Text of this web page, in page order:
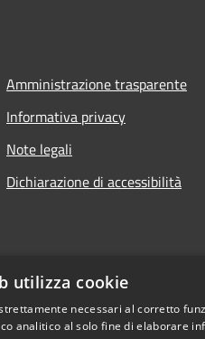
Amministrazione trasparente
Informativa privacy
Note legali
Dichiarazione di accessibilità
utilizza cookie
necessari al corretto
analitico al solo fine di elaborare